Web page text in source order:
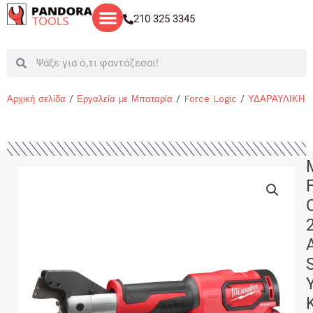
Μετάβαση
στο
210 325 3345
SearchSearch
Αρχική σελίδα / Εργαλεία με Μπαταρία / Force Logic / ΥΔΑΡΑΥΛΙΚΗ